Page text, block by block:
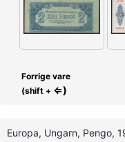
Forrige vare
(shift + ⇐)
Europa, Ungarn, Pengo,